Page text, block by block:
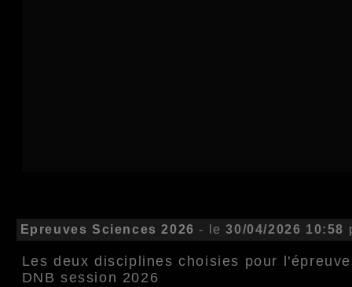
Epreuves Sciences 2026 - le30/04/2026 10:58
Les deux disciplines choisies pour
DNB session 2026